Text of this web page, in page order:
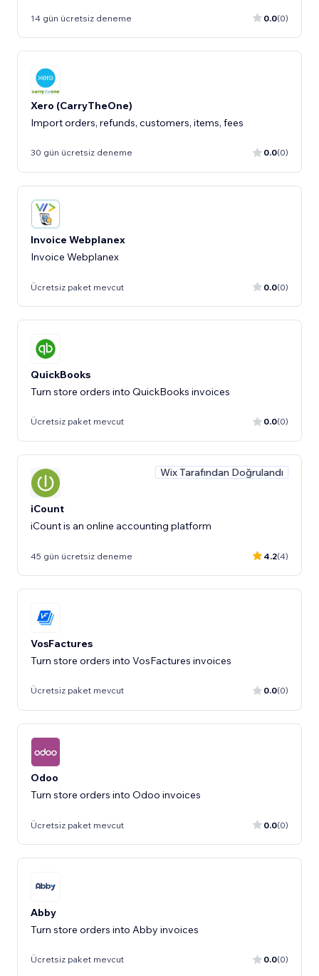
14 gün ücretsiz deneme 0.0(0)
Xero (CarryTheOne)
Import orders, refunds, customers, items, fees
30 gün ücretsiz deneme 0.0(0)
Invoice Webplanex
Invoice Webplanex
Ücretsiz paket mevcut 0.0(0)
QuickBooks
Turn store orders into QuickBooks invoices
Ücretsiz paket mevcut 0.0(0)
Wix Tarafından Doğrulandı
iCount
iCount is an online accounting platform
45 gün ücretsiz deneme 4.2(4)
VosFactures
Turn store orders into VosFactures invoices
Ücretsiz paket mevcut 0.0(0)
Odoo
Turn store orders into Odoo invoices
Ücretsiz paket mevcut 0.0(0)
Abby
Turn store orders into Abby invoices
Ücretsiz paket mevcut 0.0(0)